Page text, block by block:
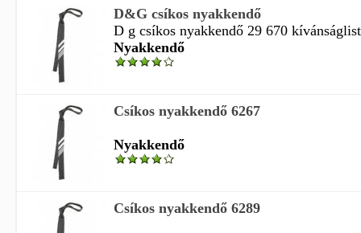
D&G csíkos nyakkendő
D g csíkos nyakkendő 29 670
Nyakkendő
Csíkos nyakkendő 6267
Nyakkendő
Csíkos nyakkendő 6289